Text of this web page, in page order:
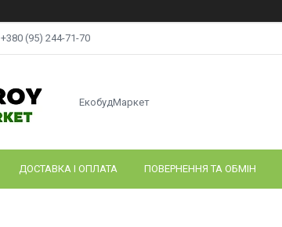
+380 (95) 244-71-70
ЕкобудМаркет
ДОСТАВКА І ОПЛАТА ПОВЕРНЕННЯ ТА ОБМІН